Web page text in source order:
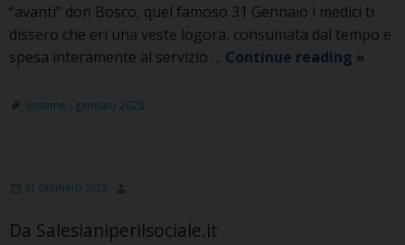
“avanti” don Bosco, quel famoso 31 Gennaio i medici ti
dissero che eri una veste logora, consumata dal tempo e
spesa interamente al servizio … Continue reading Don
»
Insieme - gennaio 2023
21 GENNAIO 2023
Da Salesianiperilsociale.it